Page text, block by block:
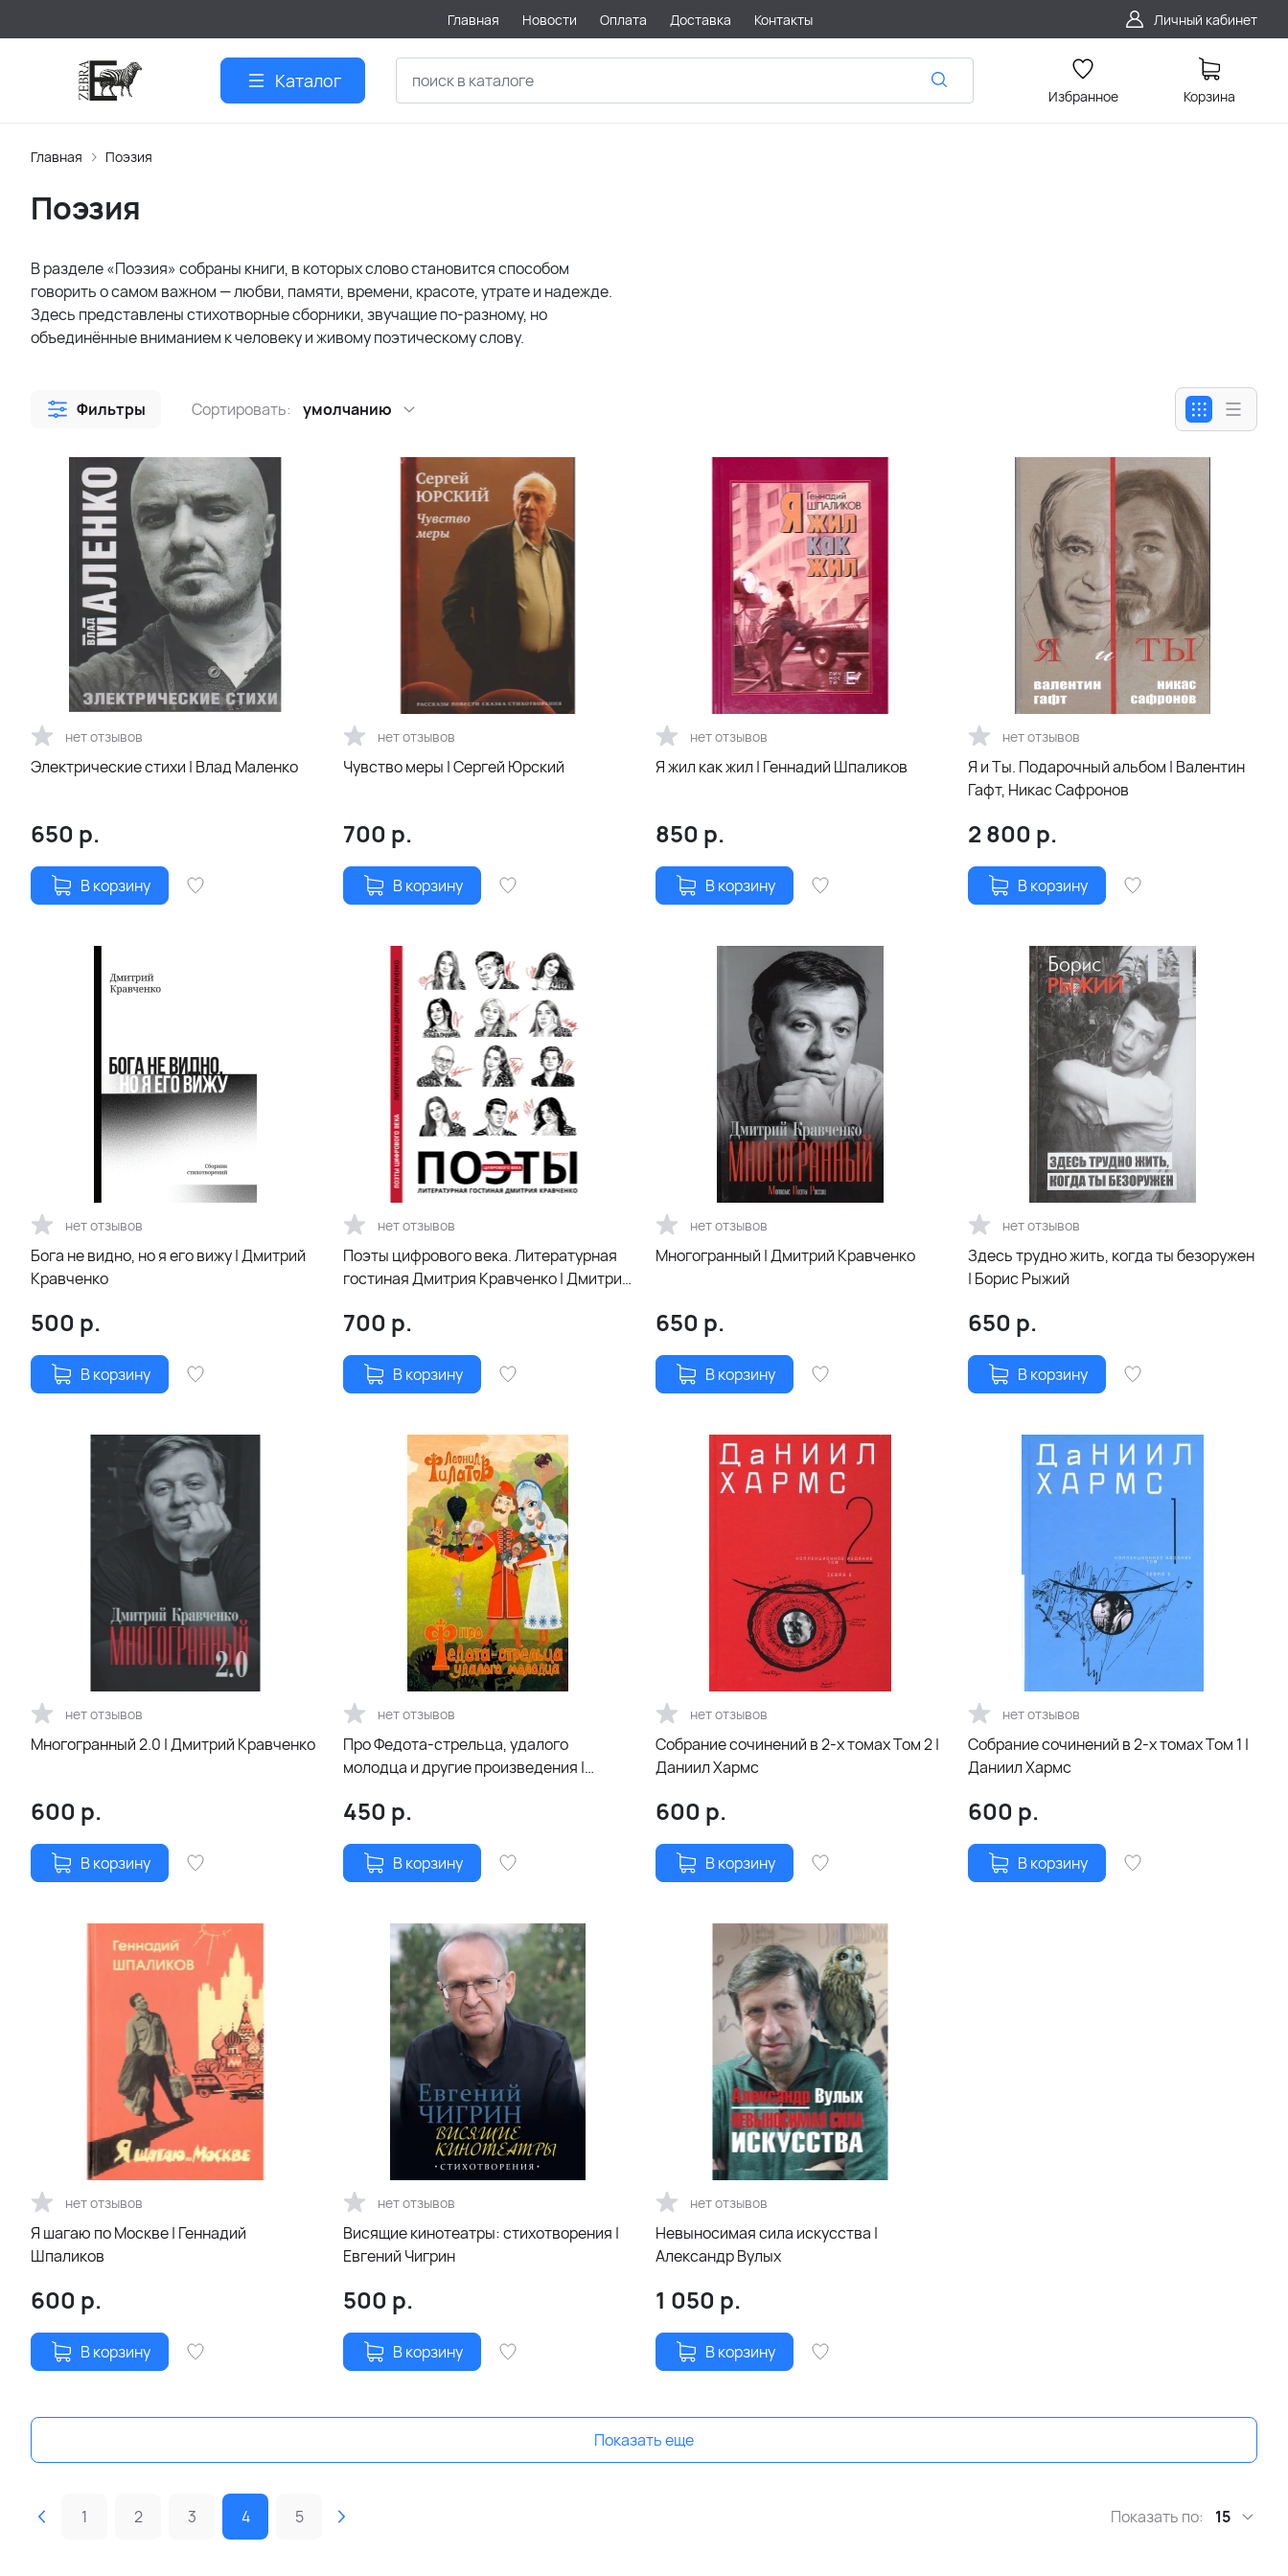
Главная Новости Оплата Доставка Контакты Личный кабинет
Каталог
Избранное Корзина
Главная Поэзия
Поэзия
В разделе «Поэзия» собраны книги, в которых слово становится способом
говорить о самом важном — любви, памяти, времени, красоте, утрате и надежде.
Здесь представлены стихотворные сборники, звучащие по-разному, но
объединённые вниманием к человеку и живому поэтическому слову.
Фильтры Сортировать: умолчанию
нет отзывов
Электрические стихи | Влад Маленко
650 р.
В корзину
нет отзывов
Чувство меры | Сергей Юрский
700 р.
В корзину
нет отзывов
Я жил как жил | Геннадий Шпаликов
850 р.
В корзину
нет отзывов
Я и Ты. Подарочный альбом | Валентин
Гафт, Никас Сафронов
2 800 р.
В корзину
нет отзывов
Бога не видно, но я его вижу | Дмитрий
Кравченко
500 р.
В корзину
нет отзывов
Поэты цифрового века. Литературная
гостиная Дмитрия Кравченко | Дмитрий
700 р.
В корзину
нет отзывов
Многогранный | Дмитрий Кравченко
650 р.
В корзину
нет отзывов
Здесь трудно жить, когда ты безоружен
| Борис Рыжий
650 р.
В корзину
нет отзывов
Многогранный 2.0 | Дмитрий Кравченко
600 р.
В корзину
нет отзывов
Про Федота-стрельца, удалого
молодца и другие произведения |
450 р.
В корзину
нет отзывов
Собрание сочинений в 2-х томах Том 2 |
Даниил Хармс
600 р.
В корзину
нет отзывов
Собрание сочинений в 2-х томах Том 1 |
Даниил Хармс
600 р.
В корзину
нет отзывов
Я шагаю по Москве | Геннадий
Шпаликов
600 р.
В корзину
нет отзывов
Висящие кинотеатры: стихотворения |
Евгений Чигрин
500 р.
В корзину
нет отзывов
Невыносимая сила искусства |
Александр Вулых
1 050 р.
В корзину
Показать еще
1 2 3 4 5 Показать по: 15